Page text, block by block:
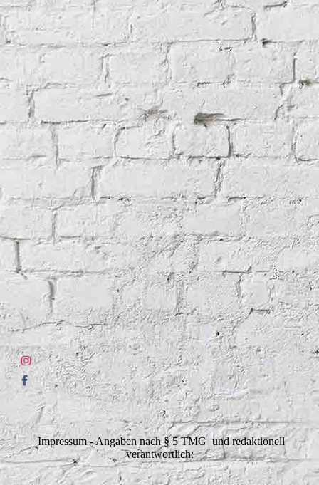
Impressum - Angaben nach § 5 TMG und redaktionell
verantwortlich: